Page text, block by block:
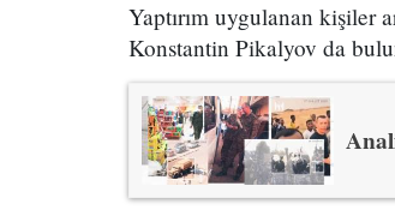
Yaptırım uygulanan kişiler
Konstantin Pikalyov da